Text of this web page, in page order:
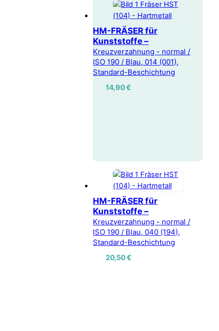
HM-FRÄSER für
Kunststoffe –
Kreuzverzahnung - normal /
ISO 190 / Blau, 014 (001),
Standard-Beschichtung
14,90€
HM-FRÄSER für
Kunststoffe –
Kreuzverzahnung - normal /
ISO 190 / Blau, 040 (194),
Standard-Beschichtung
20,50€